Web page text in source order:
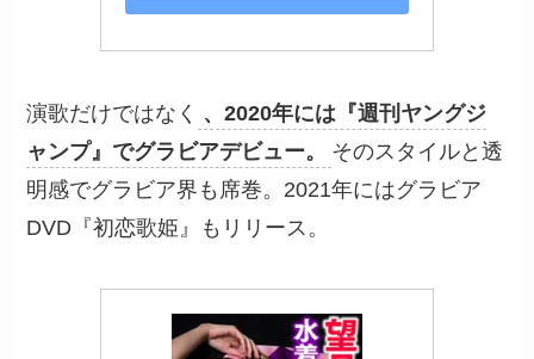
演歌だけではなく 、2020年には『週刊ヤングジ
ャンプ』でグラビアデビュー。
そのスタイルと透
明感でグラビア界も席巻。2021年にはグラビア
DVD『初恋歌姫』もリリース。